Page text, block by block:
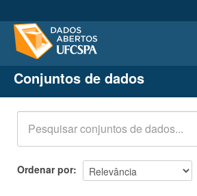
Conjuntos de dados
Organizações
Grupos
Sobre
Conjuntos de dados
Ordenar por